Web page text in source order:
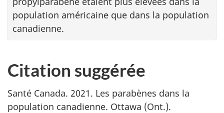
population américaine que dans la population
canadienne.
Citation suggérée
Santé Canada. 2021. Les parabènes dans la
population canadienne. Ottawa (Ont.).